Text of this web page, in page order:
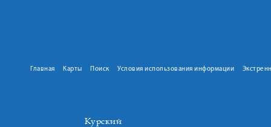
Главная Карты Поиск Условия использования информации
Курский